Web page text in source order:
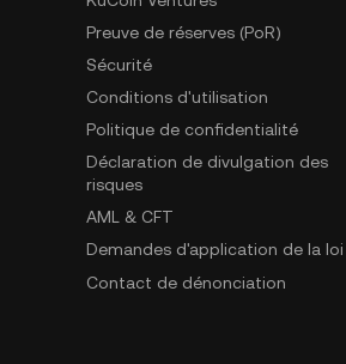
Preuve de réserves (PoR)
Sécurité
Conditions d'utilisation
Politique de confidentialité
Déclaration de divulgation des
risques
AML & CFT
Demandes d'application de la loi
Contact de dénonciation